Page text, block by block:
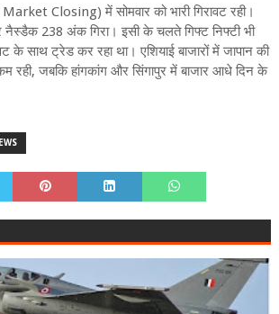
Closing) में सोमवार को भारी गिरावट रही।
238 अंक गिरा। इसी के चलते गिफ्ट निफ्टी भी
के साथ ट्रेड कर रहा था। एशियाई बाजारों में जापान की
जबकि हांगकांग और सिंगापुर में बाजार आधे दिन के